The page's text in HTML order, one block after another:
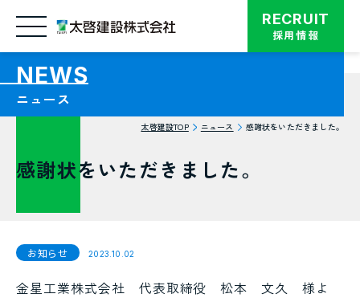
RECRUIT
採用情報
TOP
事業内容
NEWS
ニュース
太啓建設TOP ニュース 感謝状をいただきました。
感謝状をいただきました。
お知らせ 2023.10.02
金星工業株式会社 代表取締役 松本 文久 様よ